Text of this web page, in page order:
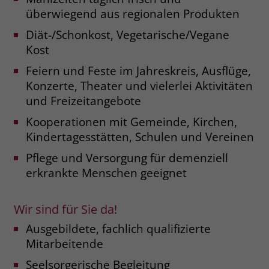
überwiegend aus regionalen Produkten
Diät-/Schonkost, Vegetarische/Vegane
Kost
Feiern und Feste im Jahreskreis, Ausflüge,
Konzerte, Theater und vielerlei Aktivitäten
und Freizeitangebote
Kooperationen mit Gemeinde, Kirchen,
Kindertagesstätten, Schulen und Vereinen
Pflege und Versorgung für demenziell
erkrankte Menschen geeignet
Wir sind für Sie da!
Ausgebildete, fachlich qualifizierte
Mitarbeitende
Seelsorgerische Begleitung
Anbieter
Laufzeit 3 Monate
Zweck
Der Zweck von _fbp ist vollständig auf
von Facebook zurückzuführen. Dieses
Cookie ist ein Erstanbieter-Cookie, d. h.
Facebook platziert es, während ein
Verbraucher auf Facebook ist. Dieses
Cookie verfolgt die Besuche eines
und meldet dieses Verhalten an
gesammelten Daten nutzen, um den
Nutzer besser zu verstehen und
bessere, relevantere Werbung zu